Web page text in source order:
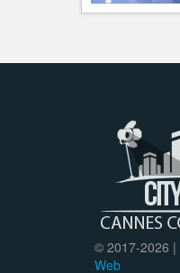
© 2017-2026 |
Web